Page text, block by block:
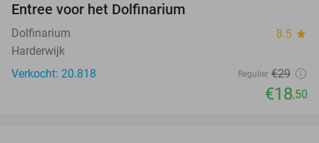
Entree voor het Dolfinarium
Dolfinarium 8.5 star
Harderwijk
Verkocht: 20.818
Regulier €29
€18,50